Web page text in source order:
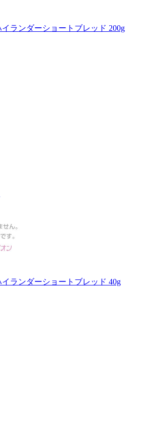
ランダーショートブレッド 200g
ランダーショートブレッド 40g